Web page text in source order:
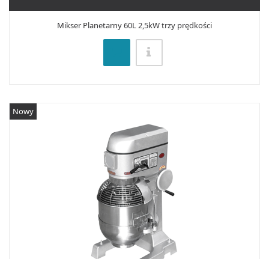
Mikser Planetarny 60L 2,5kW trzy prędkości
Nowy